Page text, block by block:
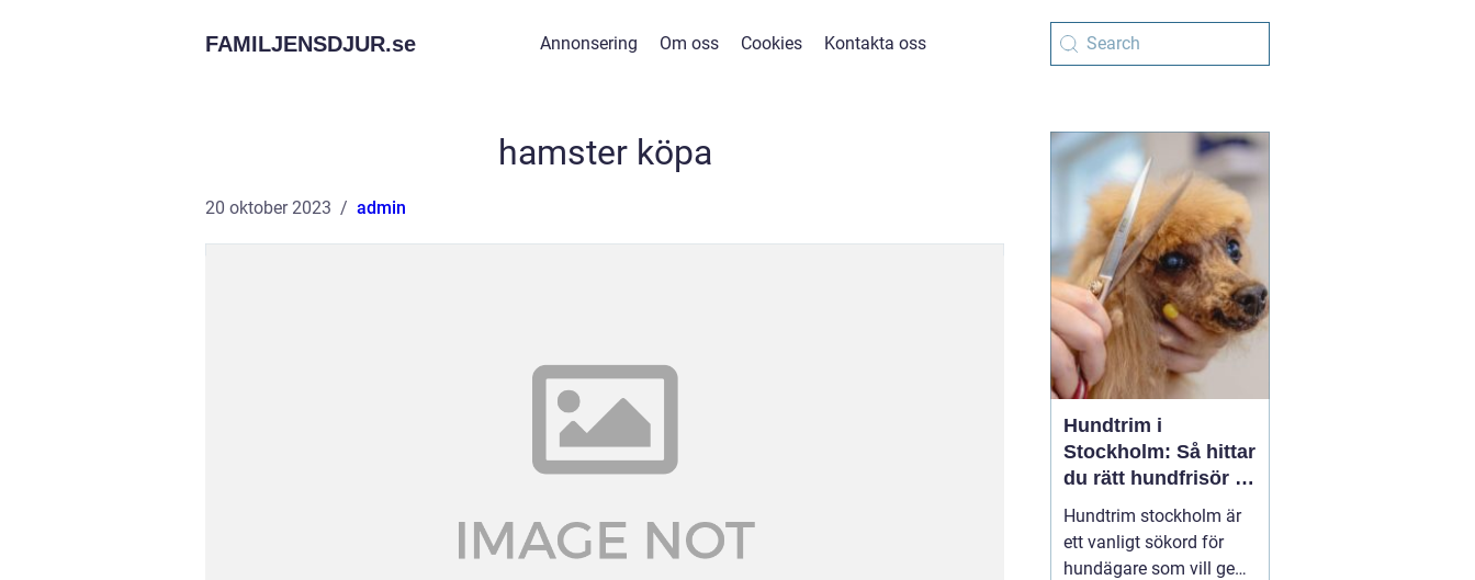
FAMILJENSDJUR.se Annonsering Om oss Cookies Kontakta oss
hamster köpa
20 oktober 2023 admin
Hundtrim i
Stockholm: Så hittar
du rätt hundfrisör i
huvudstaden
Hundtrim stockholm är
ett vanligt sökord för
hundägare som vill ge